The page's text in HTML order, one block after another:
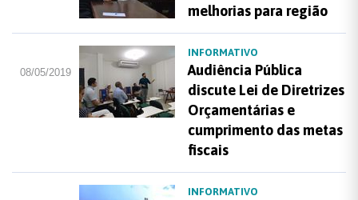
melhorias para região
08/05/2019
INFORMATIVO
Audiência Pública
discute Lei de Diretrizes
Orçamentárias e
cumprimento das metas
fiscais
INFORMATIVO